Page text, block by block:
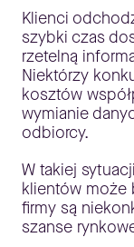
Klienci
szybki czas
rzetelną
Niektórzy
kosztów
wymianie
odbiorcy.
W takiej
klientów może
firmy są
szanse